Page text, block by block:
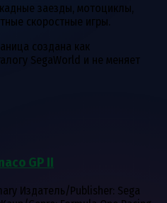
заезды, мотоциклы,
скоростные игры.
создана как
SegaWorld и не меняет
GP II
Издатель/Publisher: Sega